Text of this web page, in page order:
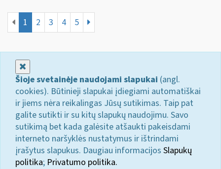
1 2 3 4 5
Šioje svetainėje naudojami slapukai (angl.
cookies). Būtinieji slapukai įdiegiami automatiškai
ir jiems nėra reikalingas Jūsų sutikimas. Taip pat
galite sutikti ir su kitų slapukų naudojimu. Savo
sutikimą bet kada galėsite atšaukti pakeisdami
interneto naršyklės nustatymus ir ištrindami
įrašytus slapukus. Daugiau informacijos Slapukų
politika; Privatumo politika.